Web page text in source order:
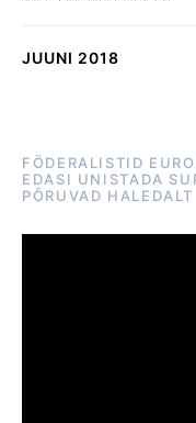
JUUNI 2018
FÖDERALISTID
EDASI UNISTADA
PÕRUVAD HALEDALT